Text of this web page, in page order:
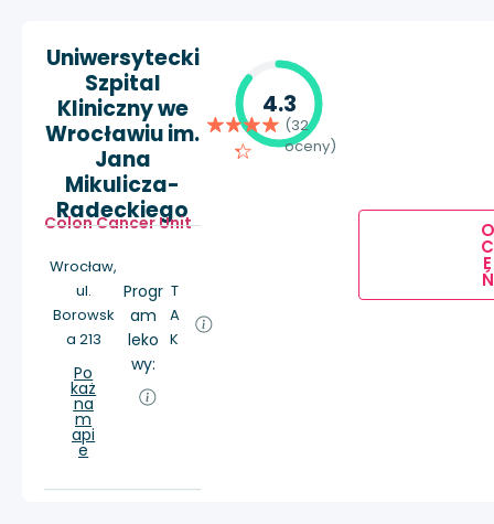
Uniwersytecki
Szpital
Kliniczny we
Wrocławiu im.
Jana
Mikulicza-
Radeckiego
Colon Cancer Unit
Wrocław,
ul.
Borowsk
a 213
Po
każ
na
m
api
e
Progr
am
leko
wy:
T
A
K
4.3
(32
oceny)
O
C
E
Ń